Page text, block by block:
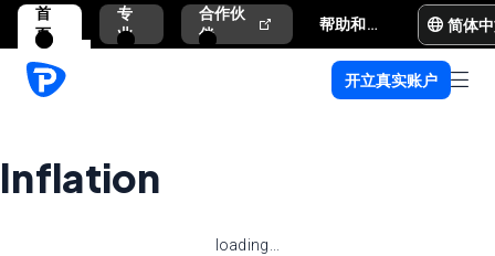
首
页
专
业
合作伙
伴
帮助和支持 简体
开立真实账户
Inflation
loading...